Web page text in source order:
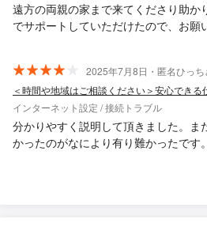
遠方の両親の家まで来てくださり助か
でサポートしていただけたので、お願
2025年7月8日・匿名ひっち
インターネット設定 / 接続トラブル
分かりやすく説明して頂きました。ま
かったのがなにより有り難かったです。